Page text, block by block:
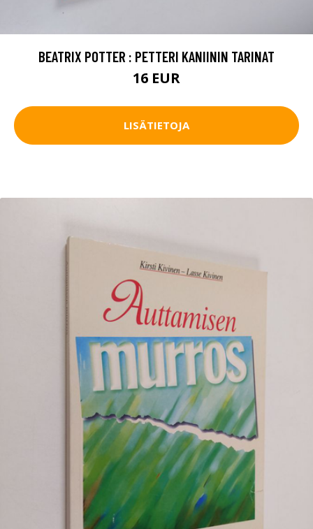
BEATRIX POTTER : PETTERI KANIININ TARINAT
16 EUR
LISÄTIETOJA